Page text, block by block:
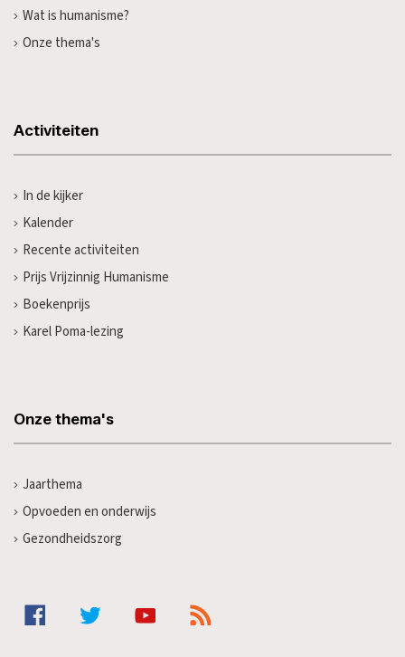
Wat is humanisme?
Onze thema's
Activiteiten
In de kijker
Kalender
Recente activiteiten
Prijs Vrijzinnig Humanisme
Boekenprijs
Karel Poma-lezing
Onze thema's
Jaarthema
Opvoeden en onderwijs
Gezondheidszorg